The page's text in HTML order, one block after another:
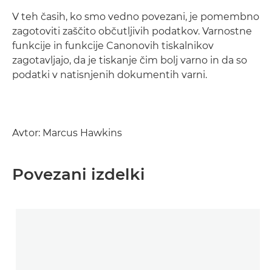
V teh časih, ko smo vedno povezani, je pomembno
zagotoviti zaščito občutljivih podatkov. Varnostne
funkcije in funkcije Canonovih tiskalnikov
zagotavljajo, da je tiskanje čim bolj varno in da so
podatki v natisnjenih dokumentih varni.
Avtor: Marcus Hawkins
Povezani izdelki